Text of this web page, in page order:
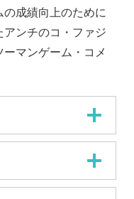
成績向上のために
アンチのコ・ファジ
マンゲーム・コメ